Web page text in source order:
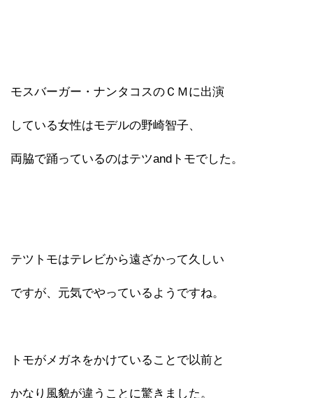
モスバーガー・ナンタコスのＣＭに出演
している女性はモデルの野崎智子、
両脇で踊っているのはテツandトモでした。
テツトモはテレビから遠ざかって久しい
ですが、元気でやっているようですね。
トモがメガネをかけていることで以前と
かなり風貌が違うことに驚きました。